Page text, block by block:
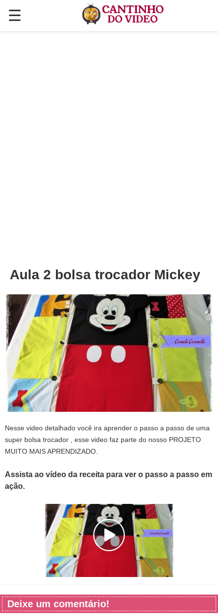
☰
✕
Aula 2 bolsa trocador Mickey
Nesse video detalhado você ira aprender o passo a passo de uma
super bolsa trocador , esse video faz parte do nosso PROJETO
MUITO MAIS APRENDIZADO.
Assista ao vídeo da receita para ver o passo a passo em
ação.
Deixe um comentário!